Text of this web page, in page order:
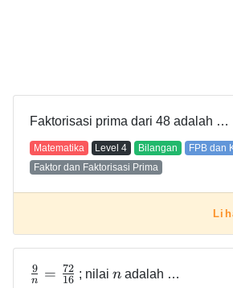
Faktorisasi prima dari 48 adalah …
Matematika Level 4 Bilangan
FPB dan
Faktor dan Faktorisasi Prima
n
9 = 16
72 ; nilai n adalah …